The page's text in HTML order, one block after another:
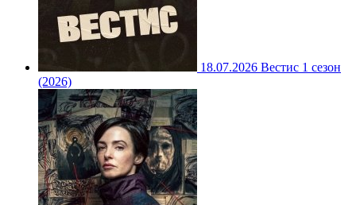
18.07.2026 Вестис 1 сезон
(2026)